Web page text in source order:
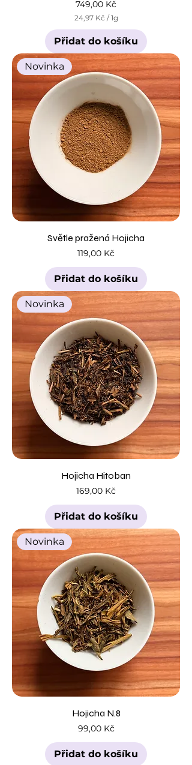
Cena
749,00 Kč
24,97 Kč /1g
,
9
7
z
a
1
g
r
a
m
Přidat do košíku
Novinka
Světle pražená Hojicha
Cena
119,00 Kč
Přidat do košíku
Novinka
Hojicha Hitoban
Cena
169,00 Kč
Přidat do košíku
Novinka
Hojicha N.8
Cena
99,00 Kč
Přidat do košíku